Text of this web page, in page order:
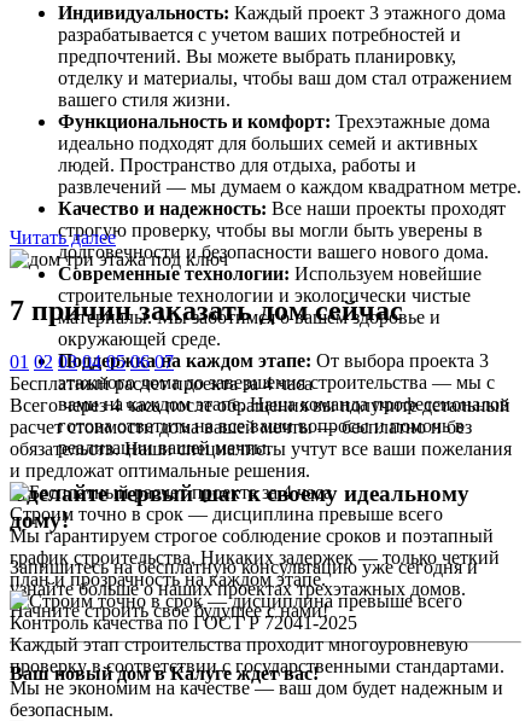
Индивидуальность: Каждый проект 3 этажного дома
разрабатывается с учетом ваших потребностей и
предпочтений. Вы можете выбрать планировку,
отделку и материалы, чтобы ваш дом стал отражением
вашего стиля жизни.
Функциональность и комфорт: Трехэтажные дома
идеально подходят для больших семей и активных
людей. Пространство для отдыха, работы и
развлечений — мы думаем о каждом квадратном метре.
Качество и надежность: Все наши проекты проходят
строгую проверку, чтобы вы могли быть уверены в
долговечности и безопасности вашего нового дома.
Современные технологии: Используем новейшие
строительные технологии и экологически чистые
материалы. Мы заботимся о вашем здоровье и
окружающей среде.
Поддержка на каждом этапе: От выбора проекта 3
этажного дома до завершения строительства — мы с
вами на каждом этапе. Наша команда профессионалов
готова ответить на все ваши вопросы и помочь в
реализации вашей мечты.
Сделайте первый шаг к своему идеальному
дому!
Запишитесь на бесплатную консультацию уже сегодня и
узнайте больше о наших проектах трехэтажных домов.
Начните строить свое будущее с нами!
Ваш новый дом в Калуге ждет вас!
Читать далее
7 причинзаказать дом сейчас
01 02 03 04 05 06 07
Бесплатный расчет проекта за 4 часа
Всего через 4 часа после обращения вы получите детальный
расчет стоимости дома вашей мечты — бесплатно и без
обязательств. Наши специалисты учтут все ваши пожелания
и предложат оптимальные решения.
Строим точно в срок — дисциплина превыше всего
Мы гарантируем строгое соблюдение сроков и поэтапный
график строительства. Никаких задержек — только четкий
план и прозрачность на каждом этапе.
Контроль качества по ГОСТ Р 72041-2025
Каждый этап строительства проходит многоуровневую
проверку в соответствии с государственными стандартами.
Мы не экономим на качестве — ваш дом будет надежным и
безопасным.